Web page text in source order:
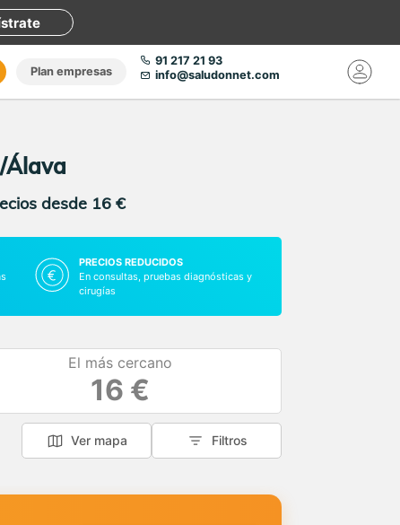
Plan empresas
91 217 21 93
info@saludonnet.com
Álava
desde 16 €
PRECIOS REDUCIDOS
En consultas, pruebas diagnósticas y
cirugías
El más cercano
16 €
Ver mapa Filtros